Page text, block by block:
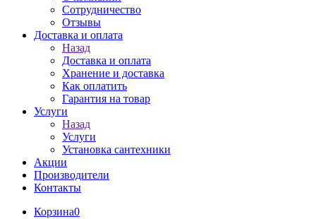
Сотрудничество
Отзывы
Доставка и оплата
Назад
Доставка и оплата
Хранение и доставка
Как оплатить
Гарантия на товар
Услуги
Назад
Услуги
Установка сантехники
Акции
Производители
Контакты
Корзина0